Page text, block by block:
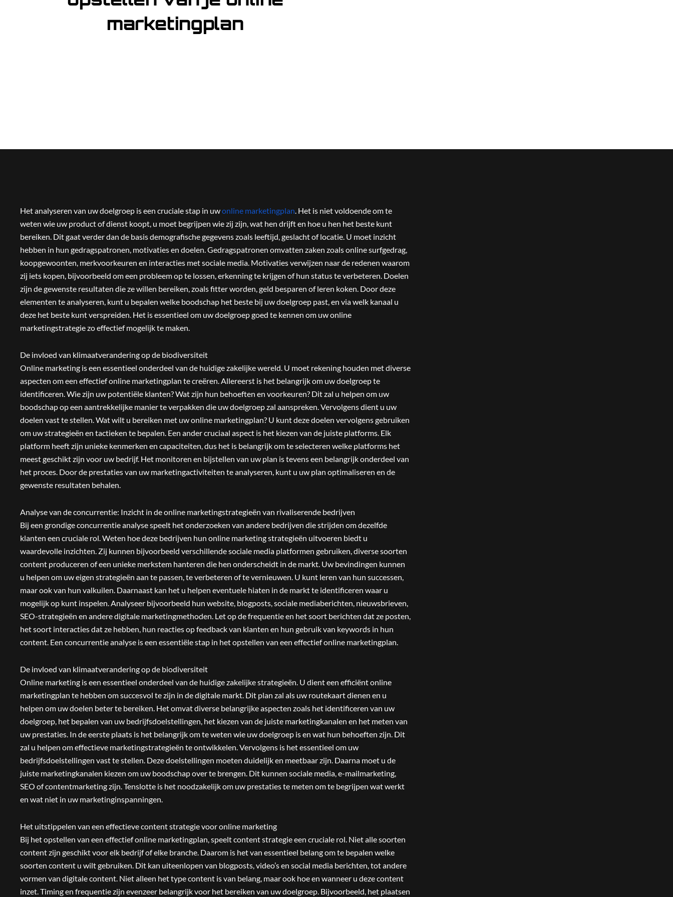
marketingplan
Het analyseren van uw doelgroep is een cruciale stap in uwonline marketingplan. Het is niet voldoende om te
weten wie uw product of dienst koopt, u moet begrijpen wie zij zijn, wat hen drijft en hoe u hen het beste kunt
bereiken. Dit gaat verder dan de basis demografische gegevens zoals leeftijd, geslacht of locatie. U moet inzicht
hebben in hun gedragspatronen, motivaties en doelen. Gedragspatronen omvatten zaken zoals online surfgedrag,
koopgewoonten, merkvoorkeuren en interacties met sociale media. Motivaties verwijzen naar de redenen waarom
zij iets kopen, bijvoorbeeld om een probleem op te lossen, erkenning te krijgen of hun status te verbeteren. Doelen
zijn de gewenste resultaten die ze willen bereiken, zoals fitter worden, geld besparen of leren koken. Door deze
elementen te analyseren, kunt u bepalen welke boodschap het beste bij uw doelgroep past, en via welk kanaal u
deze het beste kunt verspreiden. Het is essentieel om uw doelgroep goed te kennen om uw online
marketingstrategie zo effectief mogelijk te maken.
De invloed van klimaatverandering op de biodiversiteit
Online marketing is een essentieel onderdeel van de huidige zakelijke wereld. U moet rekening houden met diverse
aspecten om een effectief online marketingplan te creëren. Allereerst is het belangrijk om uw doelgroep te
identificeren. Wie zijn uw potentiële klanten? Wat zijn hun behoeften en voorkeuren? Dit zal u helpen om uw
boodschap op een aantrekkelijke manier te verpakken die uw doelgroep zal aanspreken. Vervolgens dient u uw
doelen vast te stellen. Wat wilt u bereiken met uw online marketingplan? U kunt deze doelen vervolgens gebruiken
om uw strategieën en tactieken te bepalen. Een ander cruciaal aspect is het kiezen van de juiste platforms. Elk
platform heeft zijn unieke kenmerken en capaciteiten, dus het is belangrijk om te selecteren welke platforms het
meest geschikt zijn voor uw bedrijf. Het monitoren en bijstellen van uw plan is tevens een belangrijk onderdeel van
het proces. Door de prestaties van uw marketingactiviteiten te analyseren, kunt u uw plan optimaliseren en de
gewenste resultaten behalen.
Analyse van de concurrentie: Inzicht in de online marketingstrategieën van rivaliserende bedrijven
Bij een grondige concurrentie analyse speelt het onderzoeken van andere bedrijven die strijden om dezelfde
klanten een cruciale rol. Weten hoe deze bedrijven hun online marketing strategieën uitvoeren biedt u
waardevolle inzichten. Zij kunnen bijvoorbeeld verschillende sociale media platformen gebruiken, diverse soorten
content produceren of een unieke merkstem hanteren die hen onderscheidt in de markt. Uw bevindingen kunnen
u helpen om uw eigen strategieën aan te passen, te verbeteren of te vernieuwen. U kunt leren van hun successen,
maar ook van hun valkuilen. Daarnaast kan het u helpen eventuele hiaten in de markt te identificeren waar u
mogelijk op kunt inspelen. Analyseer bijvoorbeeld hun website, blogposts, sociale mediaberichten, nieuwsbrieven,
SEO-strategieën en andere digitale marketingmethoden. Let op de frequentie en het soort berichten dat ze posten,
het soort interacties dat ze hebben, hun reacties op feedback van klanten en hun gebruik van keywords in hun
content. Een concurrentie analyse is een essentiële stap in het opstellen van een effectief online marketingplan.
De invloed van klimaatverandering op de biodiversiteit
Online marketing is een essentieel onderdeel van de huidige zakelijke strategieën. U dient een efficiënt online
marketingplan te hebben om succesvol te zijn in de digitale markt. Dit plan zal als uw routekaart dienen en u
helpen om uw doelen beter te bereiken. Het omvat diverse belangrijke aspecten zoals het identificeren van uw
doelgroep, het bepalen van uw bedrijfsdoelstellingen, het kiezen van de juiste marketingkanalen en het meten van
uw prestaties. In de eerste plaats is het belangrijk om te weten wie uw doelgroep is en wat hun behoeften zijn. Dit
zal u helpen om effectieve marketingstrategieën te ontwikkelen. Vervolgens is het essentieel om uw
bedrijfsdoelstellingen vast te stellen. Deze doelstellingen moeten duidelijk en meetbaar zijn. Daarna moet u de
juiste marketingkanalen kiezen om uw boodschap over te brengen. Dit kunnen sociale media, e-mailmarketing,
SEO of contentmarketing zijn. Tenslotte is het noodzakelijk om uw prestaties te meten om te begrijpen wat werkt
en wat niet in uw marketinginspanningen.
Het uitstippelen van een effectieve content strategie voor online marketing
Bij het opstellen van een effectief online marketingplan, speelt content strategie een cruciale rol. Niet alle soorten
content zijn geschikt voor elk bedrijf of elke branche. Daarom is het van essentieel belang om te bepalen welke
soorten content u wilt gebruiken. Dit kan uiteenlopen van blogposts, video’s en social media berichten, tot andere
vormen van digitale content. Niet alleen het type content is van belang, maar ook hoe en wanneer u deze content
inzet. Timing en frequentie zijn evenzeer belangrijk voor het bereiken van uw doelgroep. Bijvoorbeeld, het plaatsen